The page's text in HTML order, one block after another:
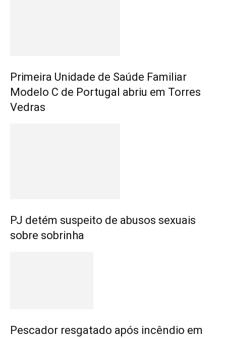
Primeira Unidade de Saúde Familiar
Modelo C de Portugal abriu em Torres
Vedras
PJ detém suspeito de abusos sexuais
sobre sobrinha
Pescador resgatado após incêndio em